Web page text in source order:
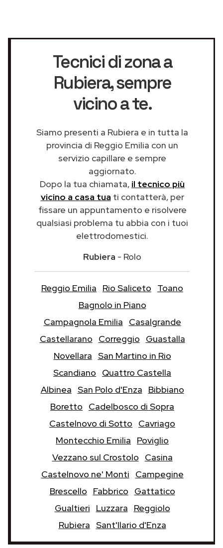
Tecnici di zona a
Rubiera, sempre
vicino a te.
Siamo presenti a Rubiera e in tutta la
provincia di Reggio Emilia con un
servizio capillare e sempre
aggiornato.
Dopo la tua chiamata, il tecnico più
vicino a casa tua ti contatterà, per
fissare un appuntamento e risolvere
qualsiasi problema tu abbia con i tuoi
elettrodomestici.
Rubiera - Rolo
Reggio Emilia Rio Saliceto
Toano
Bagnolo in Piano
Campagnola Emilia
Casalgrande
Castellarano
Correggio
Guastalla
Novellara San Martino in Rio
Scandiano
Quattro Castella
Albinea San Polo d'Enza
Bibbiano
Boretto
Cadelbosco di Sopra
Castelnovo di Sotto
Cavriago
Montecchio Emilia
Poviglio
Vezzano sul Crostolo
Casina
Castelnovo ne' Monti
Campegine
Brescello
Fabbrico
Gattatico
Gualtieri
Luzzara
Reggiolo
Rubiera Sant'Ilario d'Enza